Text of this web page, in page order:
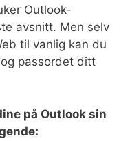
Outlook-
avsnitt. Men selv
til vanlig kan du
passordet ditt
på Outlook sin